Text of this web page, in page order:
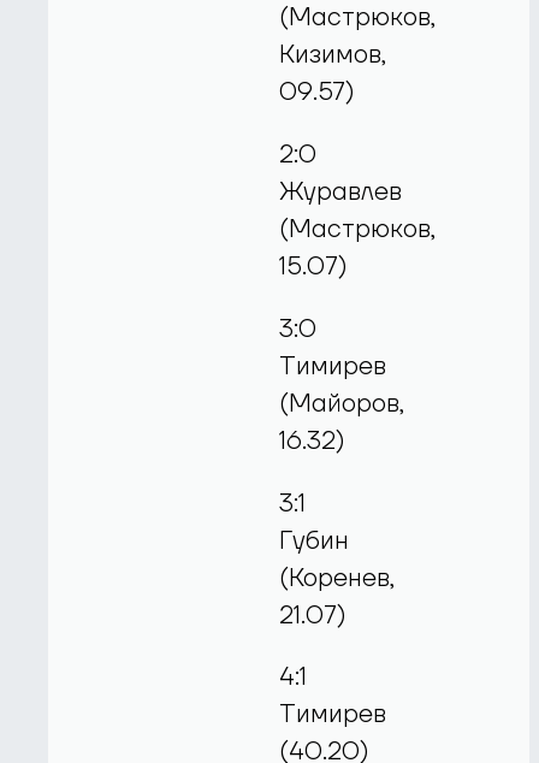
(Мастрюков,
Кизимов,
09.57)
2:0
Журавлев
(Мастрюков,
15.07)
3:0
Тимирев
(Майоров,
16.32)
3:1
Губин
(Коренев,
21.07)
4:1
Тимирев
(40.20)